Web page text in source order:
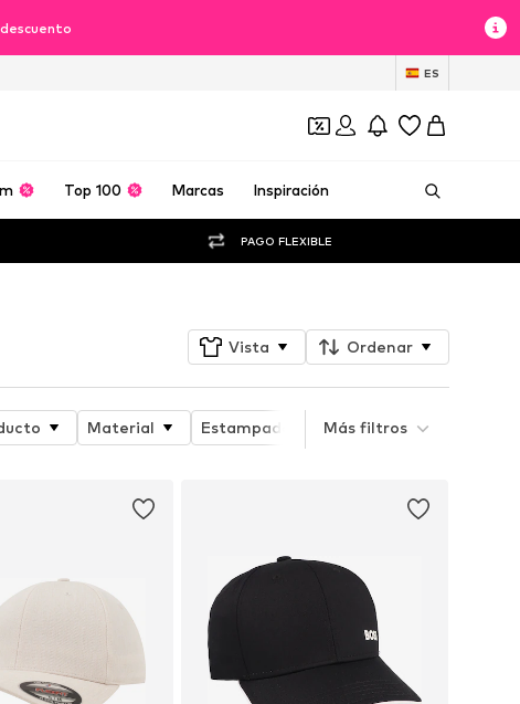
ES
Top 100 Marcas Inspiración
PAGO FLEXIBLE
Vista Ordenar
Material Estampado Captype
Más filtros